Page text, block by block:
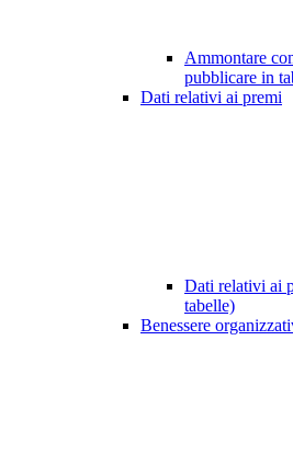
Ammontare
pubblicare in
Dati relativi ai premi
Dati relativi ai
tabelle)
Benessere